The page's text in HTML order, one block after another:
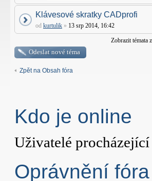
Klávesové skratky CADprofi
od kurtulik » 13 srp 2014, 16:42
Zobrazit témata
Odeslat nové téma
Zpět na Obsah fóra
Kdo je online
Uživatelé
Oprávnění fóra